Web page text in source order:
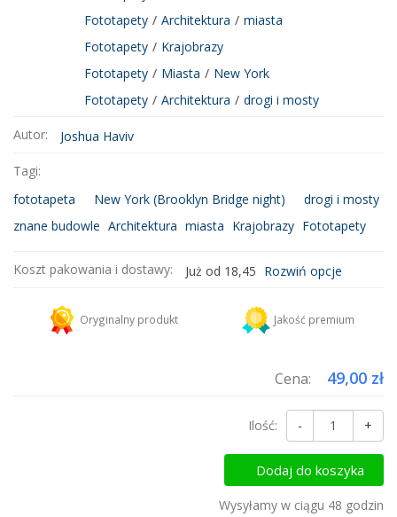
Fototapety / Architektura / miasta
Fototapety / Krajobrazy
Fototapety / Miasta / New York
Fototapety / Architektura / drogi i mosty
Autor: Joshua Haviv
Tagi:
fototapeta
New York (Brooklyn Bridge night)
drogi i mosty
znane budowle Architektura miasta Krajobrazy Fototapety
Koszt pakowania i dostawy: Już od 18,45 Rozwiń opcje
Kurier DHL
Dodaj więcej produktów do koszyka i zapłać za wysyłkę tylko raz!
Oryginalny produkt Jakość premium
Cena: 49,00 zł
Dodaj do koszyka
Ilość: - +
Wysyłamy w ciągu 48 godzin